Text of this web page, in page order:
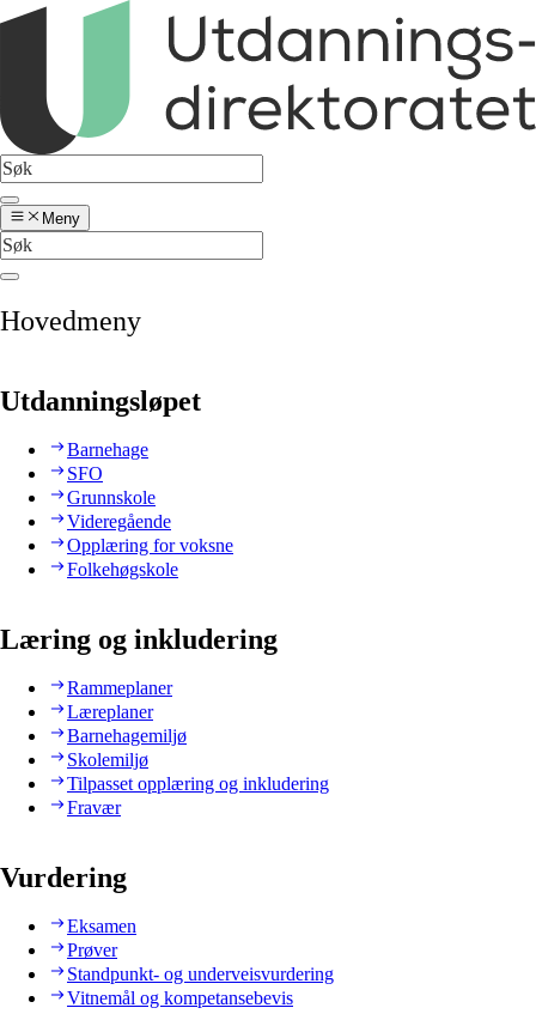
Meny
Hovedmeny
Utdanningsløpet
Barnehage
SFO
Grunnskole
Videregående
Opplæring for voksne
Folkehøgskole
Læring og inkludering
Rammeplaner
Læreplaner
Barnehagemiljø
Skolemiljø
Tilpasset opplæring og inkludering
Fravær
Vurdering
Eksamen
Prøver
Standpunkt- og underveisvurdering
Vitnemål og kompetansebevis